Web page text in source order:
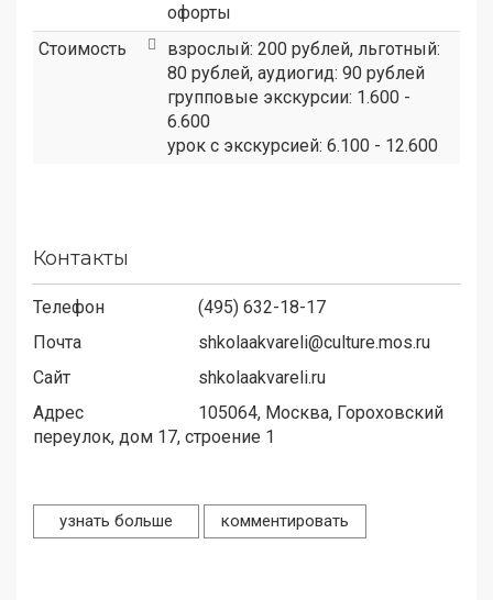
офорты
Стоимость
взрослый: 200 рублей, льготный:
80 рублей, аудиогид: 90 рублей
групповые экскурсии: 1.600 -
6.600
урок с экскурсией: 6.100 - 12.600
Контакты
Телефон
(495) 632-18-17
Почта
shkolaakvareli@culture.mos.ru
Сайт
shkolaakvareli.ru
Адрес
105064, Москва, Гороховский
переулок, дом 17, строение 1
узнать больше комментировать